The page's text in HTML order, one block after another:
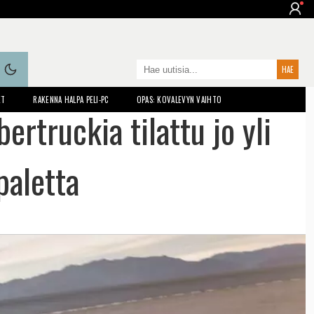
RAKENNA HALPA PELI-PC OPAS: KOVALEVYN VAIHTO
tilattu jo yli